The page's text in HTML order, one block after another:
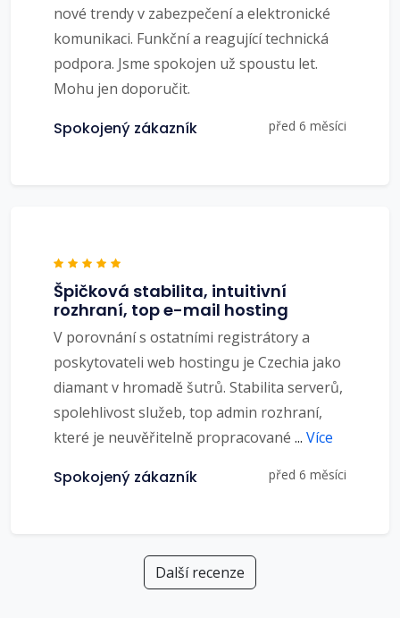
nové trendy v zabezpečení a elektronické
komunikaci. Funkční a reagující technická
podpora. Jsme spokojen už spoustu let.
Mohu jen doporučit.
Spokojený zákazník před 6 měsíci
Špičková stabilita, intuitivní
rozhraní, top e-mail hosting
V porovnání s ostatními registrátory a
poskytovateli web hostingu je Czechia jako
diamant v hromadě šutrů. Stabilita serverů,
spolehlivost služeb, top admin rozhraní,
které je neuvěřitelně propracované ... Více
Spokojený zákazník před 6 měsíci
Další recenze